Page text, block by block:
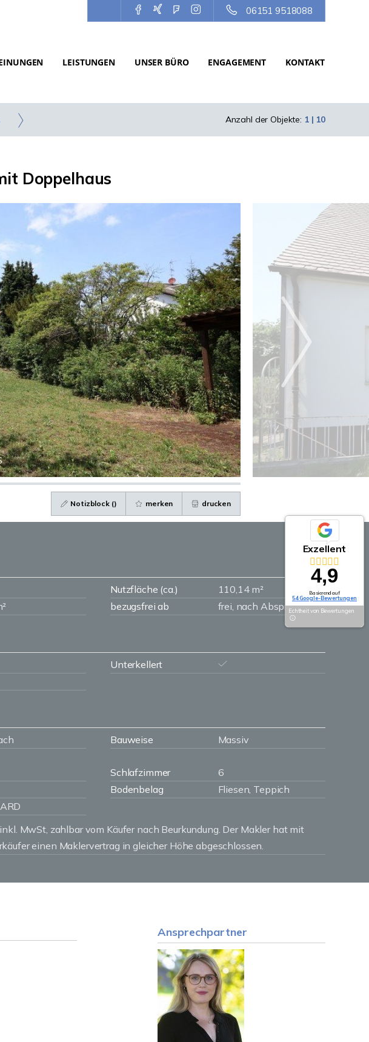
06151 9518088
LEISTUNGEN UNSER BÜRO ENGAGEMENT KONTAKT
Anzahl der Objekte: 1 | 10
Doppelhaus
Notizblock () merken drucken
Nutzfläche (ca.)
110,14 m²
bezugsfrei ab frei, nach Absprache
Unterkellert
Bauweise
Massiv
Schlafzimmer
6
Bodenbelag
Fliesen, Teppich
MwSt, zahlbar vom Käufer nach Beurkundung. Der Makler hat mit
einen Maklervertrag in gleicher Höhe abgeschlossen.
Ansprechpartner
Exzellent
4,9
Basierend auf
54 Google-Bewertungen
Echtheit von Bewertungen